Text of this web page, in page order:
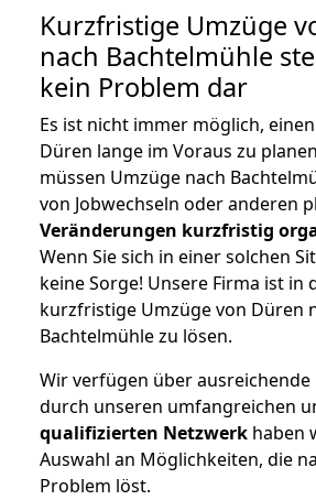
Kurzfristige Umzüge
nach Bachtelmühle
kein Problem dar
Es ist nicht immer möglich,
Düren lange im Voraus zu
müssen Umzüge nach
von Jobwechseln oder anderen
Veränderungen kurzfristig
Wenn Sie sich in einer solchen
keine Sorge! Unsere Firma ist in
kurzfristige Umzüge von Düren
Bachtelmühle zu lösen.
Wir verfügen über ausreichende
durch unseren umfangreichen
qualifizierten Netzwerk haben
Auswahl an Möglichkeiten, die
Problem löst.